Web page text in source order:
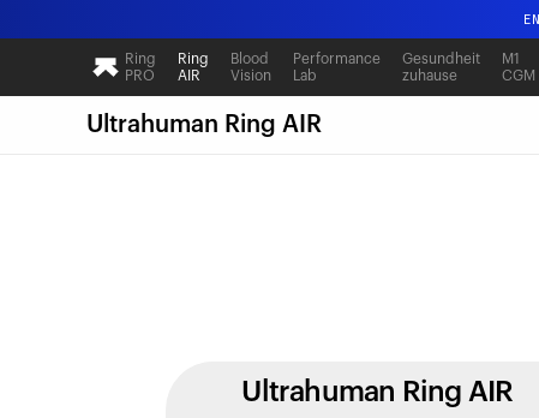
Ring
PRO
Ring
AIR
Blood
Vision
Performance
Lab
Gesundheit
zuhause
M1
CGM
Ultrahuman Ring AIR
Ultrahuman Ring AIR